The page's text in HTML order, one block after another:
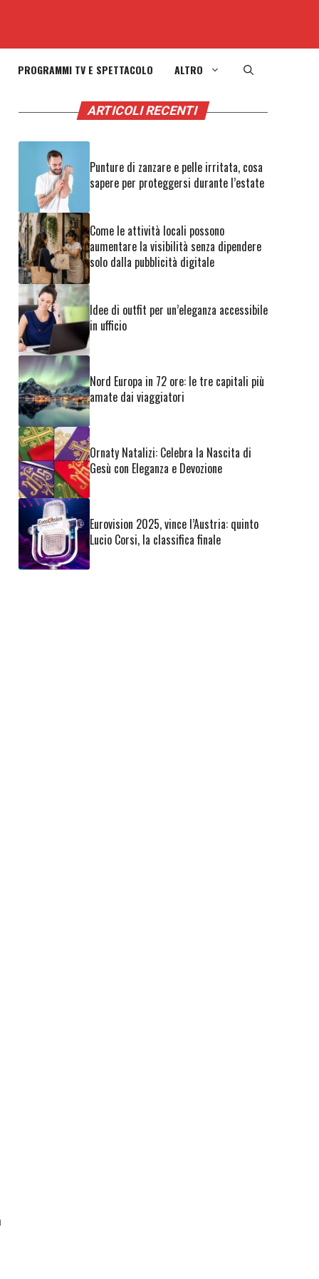
PROGRAMMI TV E SPETTACOLO ALTRO
ARTICOLI RECENTI
Punture di zanzare e pelle irritata, cosa
sapere per proteggersi durante l’estate
Come le attività locali possono
aumentare la visibilità senza dipendere
solo dalla pubblicità digitale
Idee di outfit per un’eleganza accessibile
in ufficio
Nord Europa in 72 ore: le tre capitali più
amate dai viaggiatori
Ornaty Natalizi: Celebra la Nascita di
Gesù con Eleganza e Devozione
Eurovision 2025, vince l’Austria: quinto
Lucio Corsi, la classifica finale